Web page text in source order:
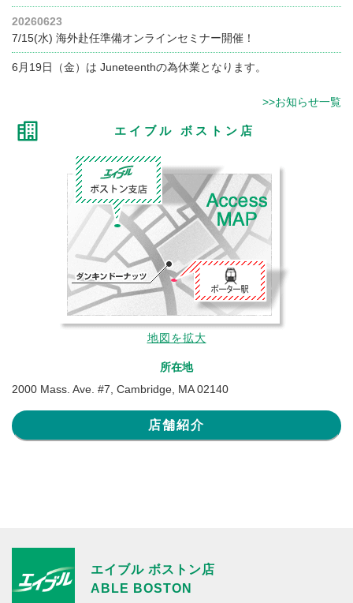
20260623
7/15(水) 海外赴任準備オンラインセミナー開催！
6月19日（金）は Juneteenthの為休業となります。
>>お知らせ一覧
エイブル ボストン店
地図を拡大
所在地
2000 Mass. Ave. #7, Cambridge, MA 02140
店舗紹介
エイブル ボストン店
ABLE BOSTON